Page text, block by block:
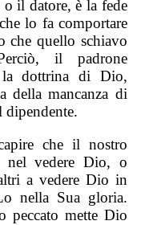
o il datore, è la fede
lo fa comportare
che quello schiavo
il padrone
dottrina di Dio,
della mancanza di
dipendente.
che il nostro
nel vedere Dio, o
a vedere Dio in
nella Sua gloria.
peccato mette Dio